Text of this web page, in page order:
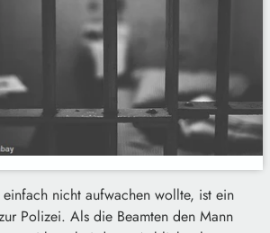
nicht aufwachen wollte, ist ein
Polizei. Als die Beamten den Mann